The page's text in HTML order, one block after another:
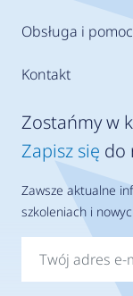
Obsługa i pomoc
Kontakt
Zostańmy w
Zapisz się do
Zawsze aktualne
szkoleniach i